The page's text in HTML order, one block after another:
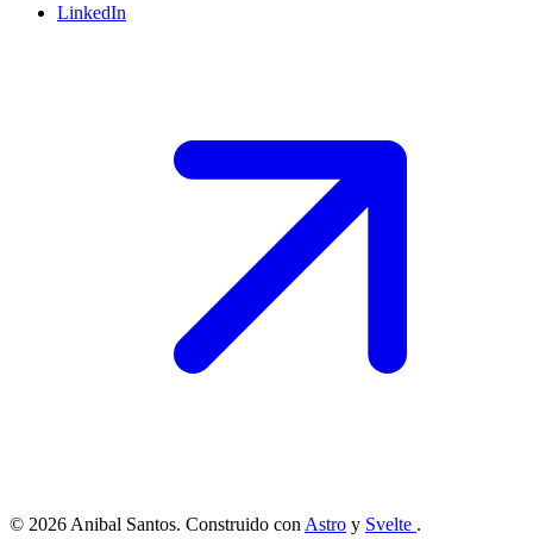
LinkedIn
© 2026 Anibal Santos. Construido con Astro y Svelte .